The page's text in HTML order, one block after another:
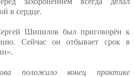
в сердце.
Шипилов был приговорён к
Сейчас он отбывает срок в
положило конец практике